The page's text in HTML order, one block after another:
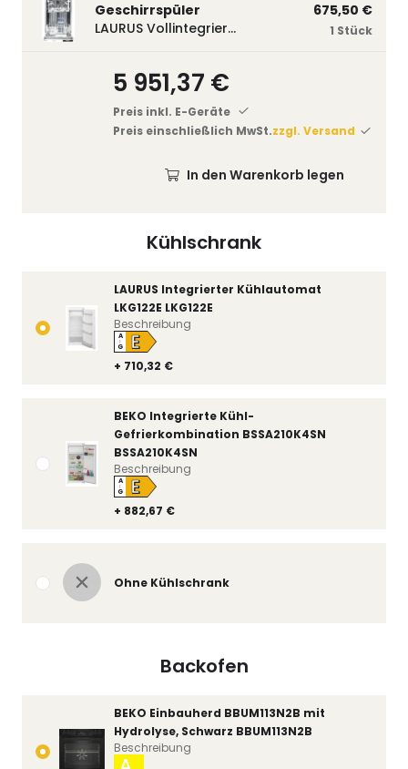
Kühlschrank
LAURUS Integrierter Kühlautomat
LKG122E LKG122E
+ 710,32 €
A
↑
G E
Beschreibung
BEKO Integrierte Kühl-
Gefrierkombination BSSA210K4SN
BSSA210K4SN
+ 882,67 €
A
↑
G E
Beschreibung
Ohne Kühlschrank
Backofen
BEKO Einbauherd BBUM113N2B mit
Hydrolyse, Schwarz BBUM113N2B
Beschreibung
Geschirrspüler
LAURUS Vollintegrierter Geschirrspüler LSV45-3, 450 mm breit, 3 Programme LSV45-3
675,50 €
1 Stück
5 951,37 €
Preis inkl. E-Geräte
Preis einschließlich MwSt.zzgl. Versand
In den Warenkorb legen